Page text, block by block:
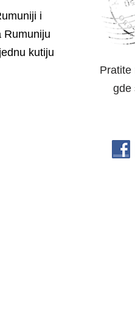
i
Rumuniju
kutiju
Pratite
gde